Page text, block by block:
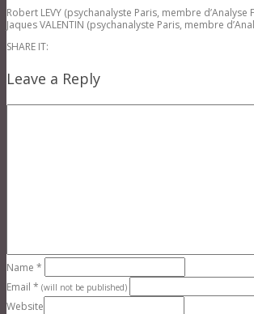
Robert LEVY (psychanalyste Paris, membre d’Analyse
Jaques VALENTIN (psychanalyste Paris, membre
SHARE IT:
Leave a Reply
Name *
Email * (will not be published)
Website